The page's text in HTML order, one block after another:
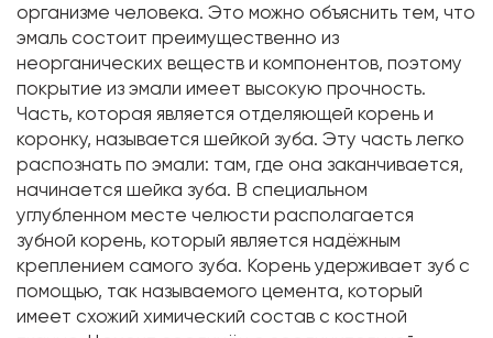
организме человека. Это можно объяснить тем, что
эмаль состоит преимущественно из
неорганических веществ и компонентов, поэтому
покрытие из эмали имеет высокую прочность.
Часть, которая является отделяющей корень и
коронку, называется шейкой зуба. Эту часть легко
распознать по эмали: там, где она заканчивается,
начинается шейка зуба. В специальном
углубленном месте челюсти располагается
зубной корень, который является надёжным
креплением самого зуба. Корень удерживает зуб с
помощью, так называемого цемента, который
имеет схожий химический состав с костной